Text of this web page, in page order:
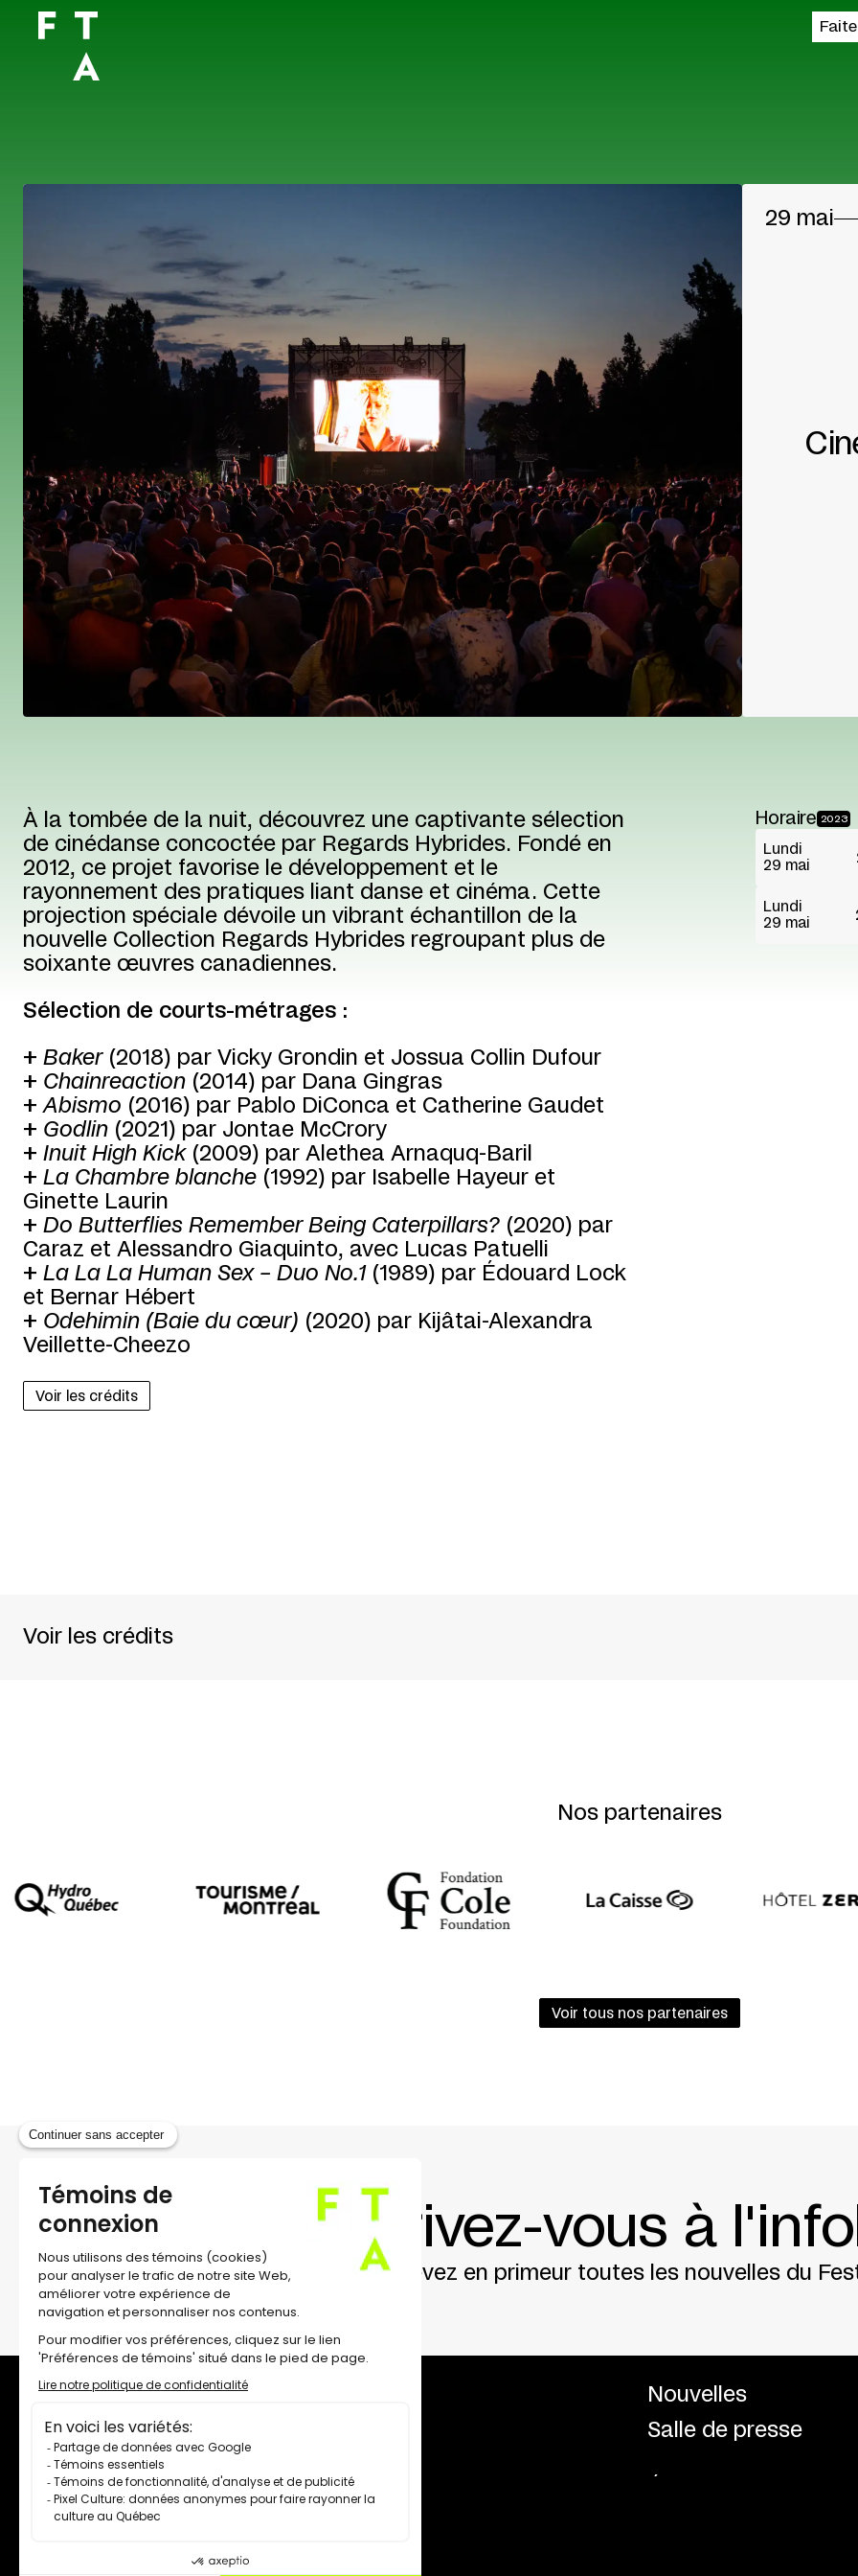
29 mai
À la tombée de la nuit, découvrez une captivante sélection
de cinédanse concoctée par Regards Hybrides. Fondé en
2012, ce projet favorise le développement et le
rayonnement des pratiques liant danse et cinéma. Cette
projection spéciale dévoile un vibrant échantillon de la
nouvelle Collection Regards Hybrides regroupant plus de
soixante œuvres canadiennes.
Sélection de courts-métrages :
+ Baker(2018) par Vicky Grondin et Jossua Collin Dufour
+ Chainreaction (2014) par Dana Gingras
+ Abismo (2016) par Pablo DiConca et Catherine Gaudet
+ Godlin (2021) par Jontae McCrory
+ Inuit High Kick(2009) par Alethea Arnaquq-Baril
+ La Chambre blanche (1992) par Isabelle Hayeur et
Ginette Laurin
+ Do Butterflies Remember Being Caterpillars? (2020) par
Caraz et Alessandro Giaquinto, avec Lucas Patuelli
+ La La La Human Sex – Duo No.1 (1989) par Édouard Lock
et Bernar Hébert
+ Odehimin (Baie du cœur) (2020) par Kijâtai-Alexandra
Veillette-Cheezo
Voir les crédits
Horaire 2023
Lundi
29 mai
Lundi
29 mai
Voir les crédits
Nos partenaires
Voir tous nos partenaires
Inscrivez-vous à
Recevez en primeur toutes les nouvelles du
À propos
Équipe et direction
Conseil d'administration
Contact
Carrières
Nouvelles
Salle de presse